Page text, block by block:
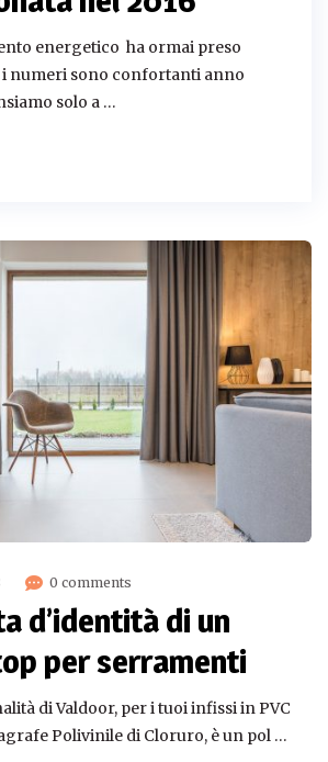
energetico ha ormai preso
i numeri sono confortanti anno
solo a …
0 comments
d’identità di un
per serramenti
di Valdoor, per i tuoi infissi in PVC
Polivinile di Cloruro, è un pol …